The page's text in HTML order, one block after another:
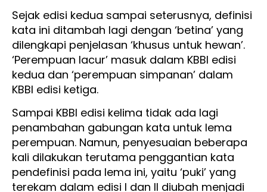
Sejak edisi kedua sampai seterusnya, definisi
kata ini ditambah lagi dengan ‘betina’ yang
dilengkapi penjelasan ‘khusus untuk hewan’.
‘Perempuan lacur’ masuk dalam KBBI edisi
kedua dan ‘perempuan simpanan’ dalam
KBBI edisi ketiga.
Sampai KBBI edisi kelima tidak ada lagi
penambahan gabungan kata untuk lema
perempuan. Namun, penyesuaian beberapa
kali dilakukan terutama penggantian kata
pendefinisi pada lema ini, yaitu ‘puki’ yang
terekam dalam edisi I dan II diubah menjadi